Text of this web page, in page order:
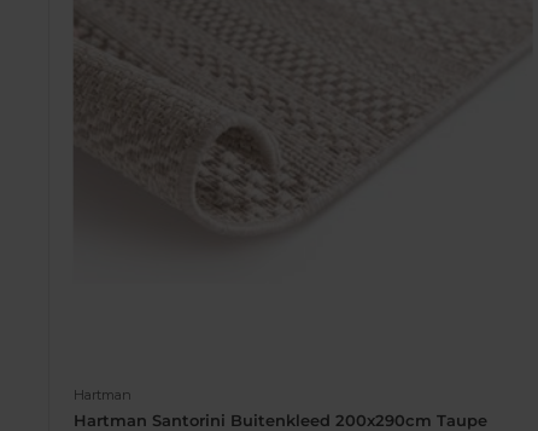
Hartman
Hartman Santorini Buitenkleed 200x290cm Taupe